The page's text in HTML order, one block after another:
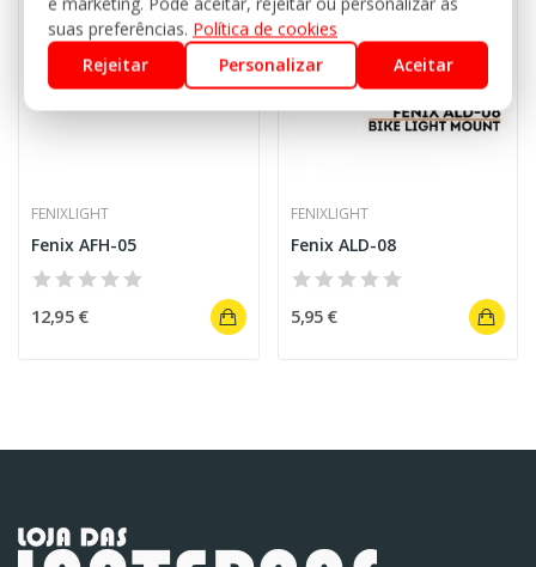
FENIXLIGHT
Fenix AFH-05
12,95 €
FENIXLIGHT
Fenix ALD-08
5,95 €
suas preferências. Política de cookies
Rejeitar
Personalizar Aceitar